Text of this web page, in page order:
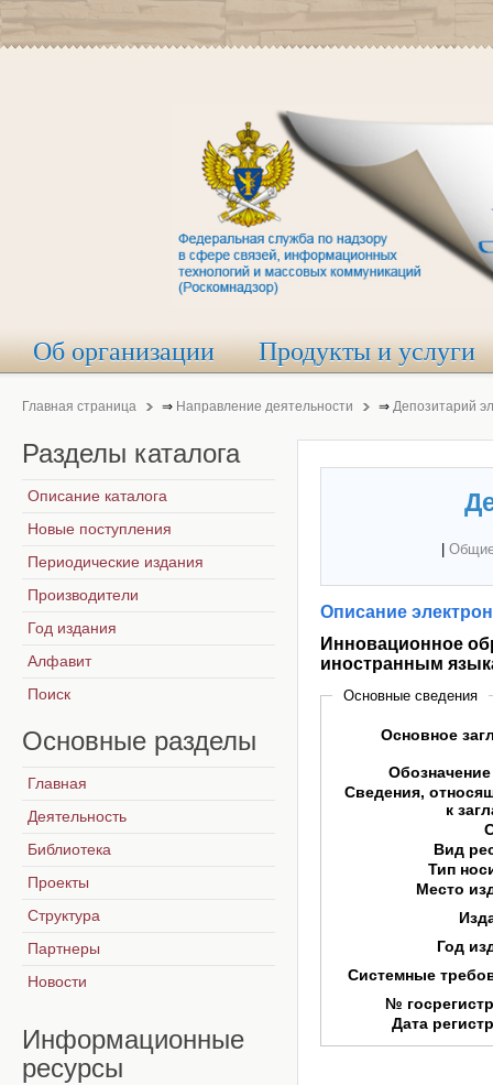
Об организации Продукты и услуги
Главная страница ⇒ Направление деятельности ⇒ Депозитарий
Описание
Инновационное
иностранным
Основные сведения
Основное
Сведения,
к
Вид
Тип
Место
Год
Системные
№
Дата
Разделы каталога
Описание каталога
Новые поступления
Периодические издания
Производители
Год издания
Алфавит
Поиск
Основные разделы
Главная
Деятельность
Библиотека
Проекты
Структура
Партнеры
Новости
Информационные
ресурсы